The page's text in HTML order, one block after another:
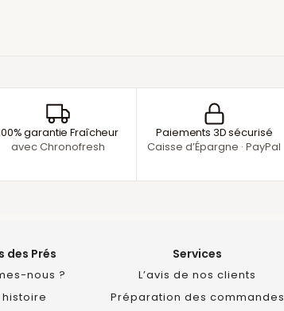
garantie Fraîcheur
avec Chronofresh
Paiements 3D sécurisé
Caisse d’Épargne · PayPal
des Prés
nous ?
Services
L’avis de nos clients
Préparation des commandes